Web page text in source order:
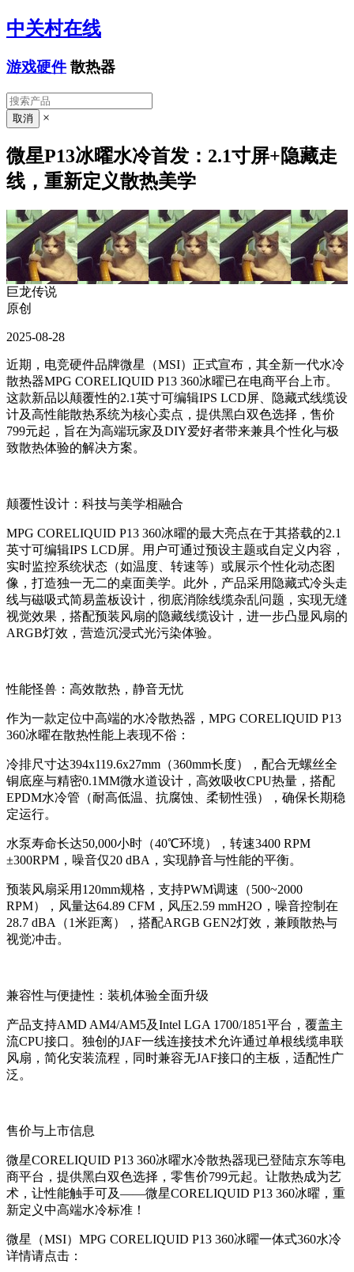
中关村在线
游戏硬件 散热器
×
微星P13冰曜水冷首发：2.1寸屏+隐藏走
线，重新定义散热美学
巨龙传说
原创
2025-08-28
近期，电竞硬件品牌微星（MSI）正式宣布，其全新一代水冷
散热器MPG CORELIQUID P13 360冰曜已在电商平台上市。
这款新品以颠覆性的2.1英寸可编辑IPS LCD屏、隐藏式线缆设
计及高性能散热系统为核心卖点，提供黑白双色选择，售价
799元起，旨在为高端玩家及DIY爱好者带来兼具个性化与极
致散热体验的解决方案。
颠覆性设计：科技与美学相融合
MPG CORELIQUID P13 360冰曜的最大亮点在于其搭载的2.1
英寸可编辑IPS LCD屏。用户可通过预设主题或自定义内容，
实时监控系统状态（如温度、转速等）或展示个性化动态图
像，打造独一无二的桌面美学。此外，产品采用隐藏式冷头走
线与磁吸式简易盖板设计，彻底消除线缆杂乱问题，实现无缝
视觉效果，搭配预装风扇的隐藏线缆设计，进一步凸显风扇的
ARGB灯效，营造沉浸式光污染体验。
性能怪兽：高效散热，静音无忧
作为一款定位中高端的水冷散热器，MPG CORELIQUID P13
360冰曜在散热性能上表现不俗：
冷排尺寸达394x119.6x27mm（360mm长度），配合无螺丝全
铜底座与精密0.1MM微水道设计，高效吸收CPU热量，搭配
EPDM水冷管（耐高低温、抗腐蚀、柔韧性强），确保长期稳
定运行。
水泵寿命长达50,000小时（40℃环境），转速3400 RPM
±300RPM，噪音仅20 dBA，实现静音与性能的平衡。
预装风扇采用120mm规格，支持PWM调速（500~2000
RPM），风量达64.89 CFM，风压2.59 mmH2O，噪音控制在
28.7 dBA（1米距离），搭配ARGB GEN2灯效，兼顾散热与
视觉冲击。
兼容性与便捷性：装机体验全面升级
产品支持AMD AM4/AM5及Intel LGA 1700/1851平台，覆盖主
流CPU接口。独创的JAF一线连接技术允许通过单根线缆串联
风扇，简化安装流程，同时兼容无JAF接口的主板，适配性广
泛。
售价与上市信息
微星CORELIQUID P13 360冰曜水冷散热器现已登陆京东等电
商平台，提供黑白双色选择，零售价799元起。让散热成为艺
术，让性能触手可及——微星CORELIQUID P13 360冰曜，重
新定义中高端水冷标准！
微星（MSI）MPG CORELIQUID P13 360冰曜一体式360水冷
详情请点击：